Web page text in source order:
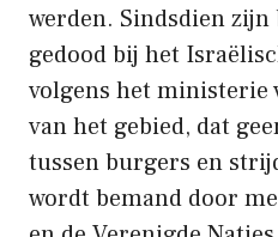
werden. Sindsdien
gedood bij het
volgens het ministerie
van het gebied, dat
tussen burgers en
wordt bemand door